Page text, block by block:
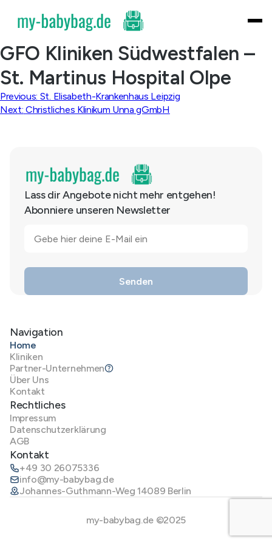
content
GFO Kliniken Südwestfalen –
St. Martinus Hospital Olpe
Beitragsnavigation
Previous: St. Elisabeth-Krankenhaus Leipzig
Next: Christliches Klinikum Unna gGmbH
Lass dir Angebote nicht mehr entgehen!
Abonniere unseren Newsletter
Navigation
Home
Kliniken
Partner-Unternehmen
Über Uns
Kontakt
Rechtliches
Impressum
Datenschutzerklärung
AGB
Kontakt
+49 30 26075336
info@my-babybag.de
Johannes-Guthmann-Weg 14089 Berlin
my-babybag.de ©2025